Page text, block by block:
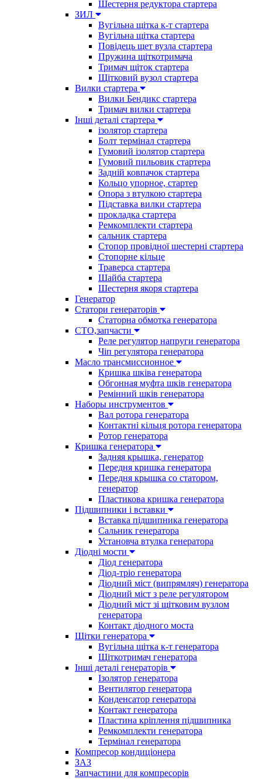
Шестерня редуктора стартера
ЗИЛ
Вугільна щітка к-т стартера
Вугільна щітка стартера
Повідець щет вузла стартера
Пружина щіткотримача
Тримач щіток стартера
Щітковий вузол стартера
Вилки стартера
Вилки Бендикс стартера
Тримач вилки стартера
Інші деталі стартера
ізолятор стартера
Болт термінал стартера
Гумовий ізолятор стартера
Гумовий пильовик стартера
Задній ковпачок стартера
Кольцо упорное, стартер
Опора з втулкою стартера
Підставка вилки стартера
прокладка стартера
Ремкомплекти стартера
сальник стартера
Стопор провідної шестерні стартера
Стопорне кільце
Траверса стартера
Шайба стартера
Шестерня якоря стартера
Генератор
Cтатори генераторів
Статорна обмотка генератора
СТО,запчасти
Реле регулятор напруги генератора
Чіп регулятора генератора
Масло трансмиссионное
Кришка шківа генератора
Обгонная муфта шків генератора
Ремінний шків генератора
Наборы инструментов
Вал ротора генератора
Контактні кільця ротора генератора
Ротор генератора
Кришка генератора
Задняя крышка, генератор
Передня кришка генератора
Передня крышка со статором,
генератор
Пластикова кришка генератора
Підшипники і вставки
Вставка підшипника генератора
Сальник генератора
Установча втулка генератора
Діодні мости
Діод генератора
Діод-тріо генератора
Діодний міст (випрямляч) генератора
Діодний міст з реле регулятором
Діодний міст зі щітковим вузлом
генератора
Контакт діодного моста
Щітки генератора
Вугільна щітка к-т генератора
Щіткотримач генератора
Інші деталі генераторів
Ізолятор генератора
Вентилятор генератора
Конденсатор генератора
Контакт генератора
Пластина кріплення підшипника
Ремкомплекти генератора
Термінал генератора
Компресор кондиціонера
ЗАЗ
Запчастини для компресорів